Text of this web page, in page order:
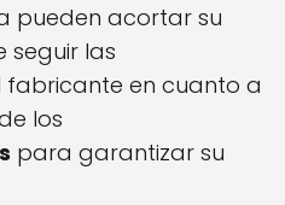
pueden acortar su
seguir las
en cuanto a
los
para garantizar su